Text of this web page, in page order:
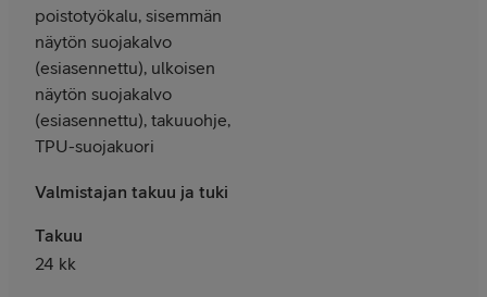
poistotyökalu, sisemmän
näytön suojakalvo
(esiasennettu), ulkoisen
näytön suojakalvo
(esiasennettu), takuuohje,
TPU-suojakuori
Valmistajan takuu ja tuki
Takuu
24 kk